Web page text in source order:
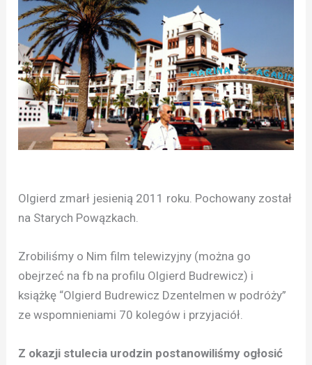
Olgierd zmarł jesienią 2011 roku. Pochowany został
na Starych Powązkach.
Zrobiliśmy o Nim film telewizyjny (można go
obejrzeć na fb na profilu Olgierd Budrewicz) i
książkę “Olgierd Budrewicz Dzentelmen w podróży”
ze wspomnieniami 70 kolegów i przyjaciół.
Z okazji stulecia urodzin postanowiliśmy ogłosić